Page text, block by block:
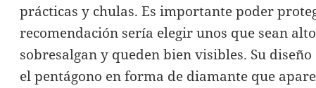
prácticas y chulas. Es importante poder
recomendación sería elegir unos que sean
sobresalgan y queden bien visibles. Su
el pentágono en forma de diamante que